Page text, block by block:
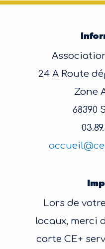
24 A Route
Zone
68390
Lors de
locaux, merci
carte CE+